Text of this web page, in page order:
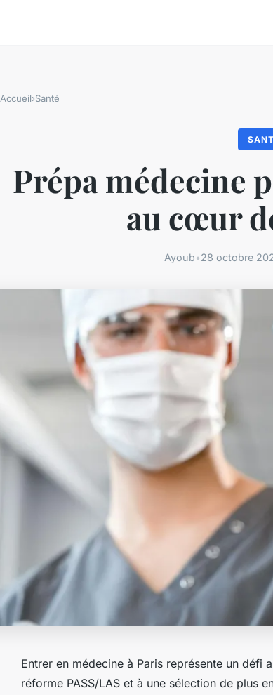
Accueil›Santé
Prépa médecine
au cœur
Ayoub•28 octobre
Entrer en médecine à Paris représente un défi
réforme PASS/LAS et à une sélection de plus